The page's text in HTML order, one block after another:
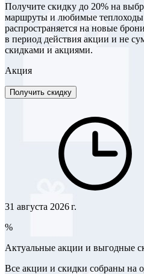
Получите скидку до 20% на
маршруты и любимые
распространяется на новые
в период действия акции и не
скидками и акциями.
Акция
Получить скидку
31 августа 2026 г.
%
Актуальные акции и выгодные
Все акции и скидки собраны на